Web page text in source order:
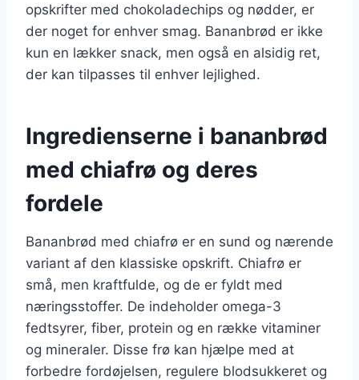
opskrifter med chokoladechips og nødder, er
der noget for enhver smag. Bananbrød er ikke
kun en lækker snack, men også en alsidig ret,
der kan tilpasses til enhver lejlighed.
Ingredienserne i bananbrød
med chiafrø og deres
fordele
Bananbrød med chiafrø er en sund og nærende
variant af den klassiske opskrift. Chiafrø er
små, men kraftfulde, og de er fyldt med
næringsstoffer. De indeholder omega-3
fedtsyrer, fiber, protein og en række vitaminer
og mineraler. Disse frø kan hjælpe med at
forbedre fordøjelsen, regulere blodsukkeret og